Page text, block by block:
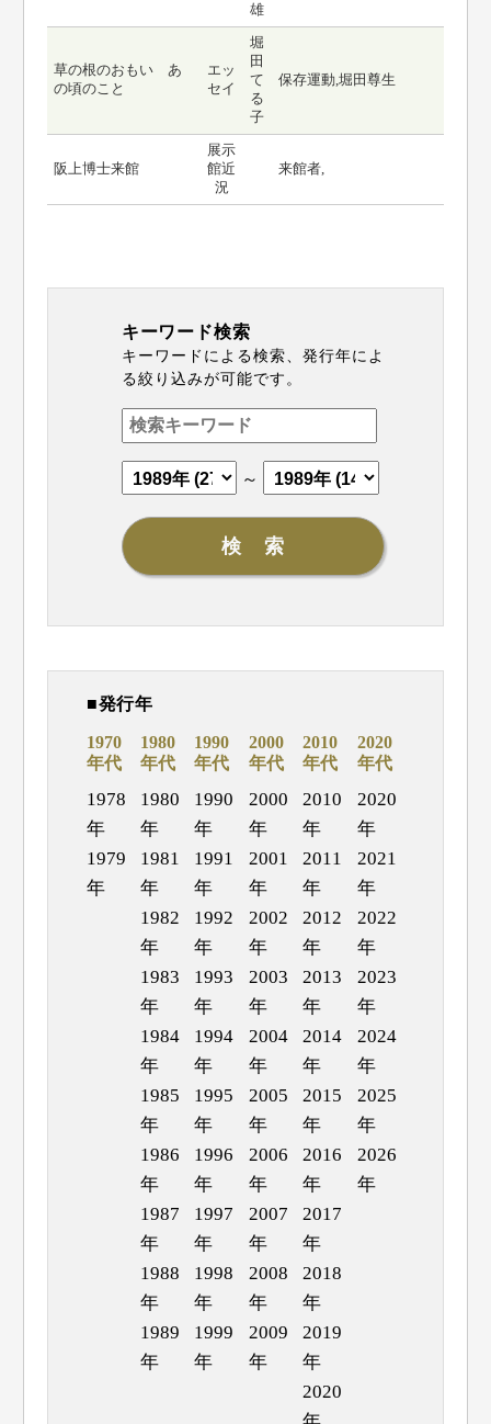
雄
草の根のおもい あ
の頃のこと
エッ
セイ
堀
田
て
る
子
保存運動,堀田尊生
阪上博士来館
展示
館近
況
来館者,
キーワード検索
キーワードによる検索、発行年によ
る絞り込みが可能です。
～
■発行年
1970
年代
1978
年
1979
年
1980
年代
1980
年
1981
年
1982
年
1983
年
1984
年
1985
年
1986
年
1987
年
1988
年
1989
年
1990
年代
1990
年
1991
年
1992
年
1993
年
1994
年
1995
年
1996
年
1997
年
1998
年
1999
年
2000
年代
2000
年
2001
年
2002
年
2003
年
2004
年
2005
年
2006
年
2007
年
2008
年
2009
年
2010
年代
2010
年
2011
年
2012
年
2013
年
2014
年
2015
年
2016
年
2017
年
2018
年
2019
年
2020
2020
年代
2020
年
2021
年
2022
年
2023
年
2024
年
2025
年
2026
年